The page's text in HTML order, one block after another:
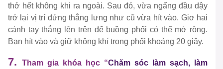
thở hết không khi ra ngoài. Sau đó, vừa ngẩng đầu dậy
trở lại vị trí đứng thẳng lưng như cũ vừa hít vào. Giơ hai
cánh tay thẳng lên trên để buồng phổi có thể mở rộng.
Bạn hít vào và giữ không khí trong phổi khoảng 20 giây.
7. Tham gia khóa học “Chăm sóc làm sạch, làm